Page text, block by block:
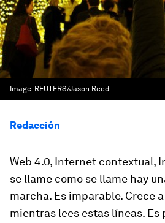
Image: REUTERS/Jason Reed
Redacción
Web 4.0, Internet contextual,
se llame como se llame hay
marcha. Es imparable. Crece
mientras lees estas líneas.